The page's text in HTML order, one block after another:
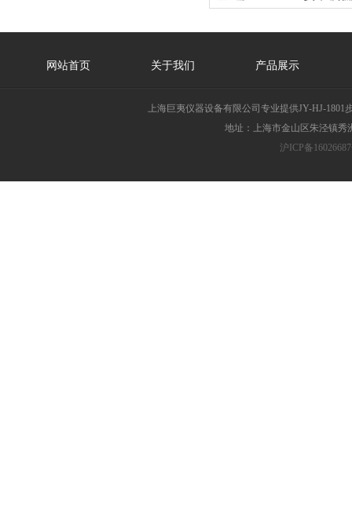
网站首页 关于我们 产品展示
上海巨夷仪器设备有限公司专业提供JY-HJ-
地址：上海市金山区朱泾镇秀
沪ICP备